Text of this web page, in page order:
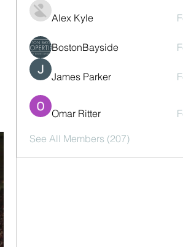
Alex Kyle
BostonBayside
James Parker
Omar Ritter
See All Members (207)